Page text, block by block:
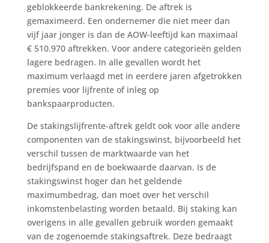
geblokkeerde bankrekening. De aftrek is
gemaximeerd. Een ondernemer die niet meer dan
vijf jaar jonger is dan de AOW-leeftijd kan maximaal
€ 510.970 aftrekken. Voor andere categorieën gelden
lagere bedragen. In alle gevallen wordt het
maximum verlaagd met in eerdere jaren afgetrokken
premies voor lijfrente of inleg op
bankspaarproducten.
De stakingslijfrente-aftrek geldt ook voor alle andere
componenten van de stakingswinst, bijvoorbeeld het
verschil tussen de marktwaarde van het
bedrijfspand en de boekwaarde daarvan. Is de
stakingswinst hoger dan het geldende
maximumbedrag, dan moet over het verschil
inkomstenbelasting worden betaald. Bij staking kan
overigens in alle gevallen gebruik worden gemaakt
van de zogenoemde stakingsaftrek. Deze bedraagt